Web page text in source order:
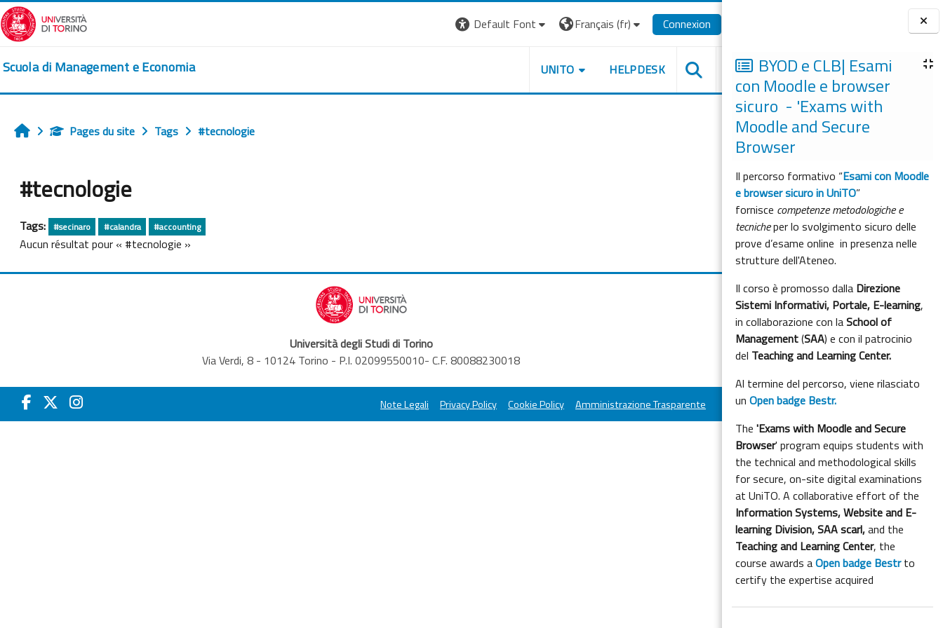
Passer au contenu principal
BlocsBYOD e CLB| Esami
con Moodle e browser
sicuro - 'Exams with
Moodle and Secure
Browser
Il percorso formativo “Esami con Moodle
e browser sicuro in UniTO”
fornisce competenze metodologiche e
tecnicheper lo svolgimento sicuro delle
prove d’esame online in presenza nelle
strutture dell'Ateneo.
Il corso è promosso dalla Direzione
Sistemi Informativi, Portale, E-learning,
in collaborazione con laSchool of
Management(SAA) e con il patrocinio
del Teaching and Learning Center.
Al termine del percorso, viene rilasciato
unOpen badge Bestr.
The'Exams with Moodle and Secure
Browser' program equips students with
the technical and methodological skills
for secure, on-site digital examinations
at UniTO. A collaborative effort of the
Information Systems, Website and E-
learning Division,SAA scarl,and the
Teaching and Learning Center, the
course awards aOpen badge Bestrto
certify the expertise acquired
Default Font Français ‎(fr)‎ Connexion
Scuola di Management e Economia UNITO HELPDESK
AccueilPages du site Tags #tecnologie
#tecnologie
Tags: #secinaro #calandra #accounting
Aucun résultat pour « #tecnologie »
Università degli Studi di Torino
Via Verdi, 8 - 10124 Torino - P.I. 02099550010- C.F. 80088230018
Note Legali Privacy Policy Cookie Policy Amministrazione Trasparente